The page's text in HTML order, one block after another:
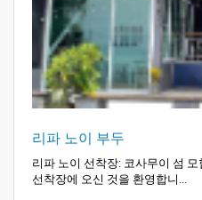
리파 노이 부두
리파 노이 선착장: 코사무이 섬
선착장에 오신 것을 환영합니...